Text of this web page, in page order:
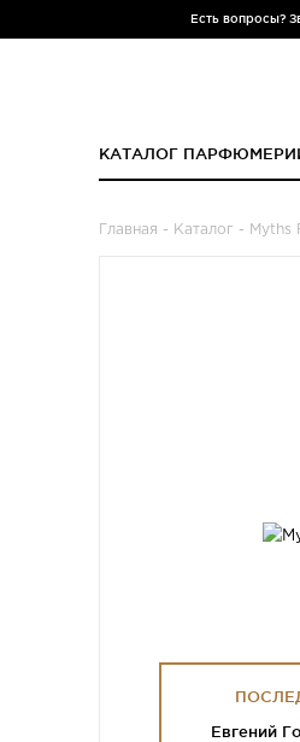
Есть вопросы?
КАТАЛОГ
Главная - Каталог - Myths
Евгений